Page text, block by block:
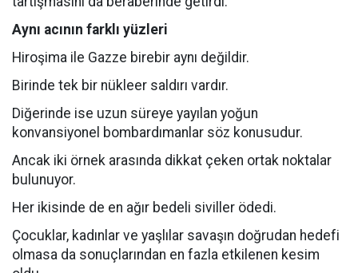
Aynı acının farklı yüzleri
Hiroşima ile Gazze birebir aynı değildir.
Birinde tek bir nükleer saldırı vardır.
Diğerinde ise uzun süreye yayılan yoğun
konvansiyonel bombardımanlar söz konusudur.
Ancak iki örnek arasında dikkat çeken ortak noktalar
bulunuyor.
Her ikisinde de en ağır bedeli siviller ödedi.
Çocuklar, kadınlar ve yaşlılar savaşın doğrudan hedefi
olmasa da sonuçlarından en fazla etkilenen kesim